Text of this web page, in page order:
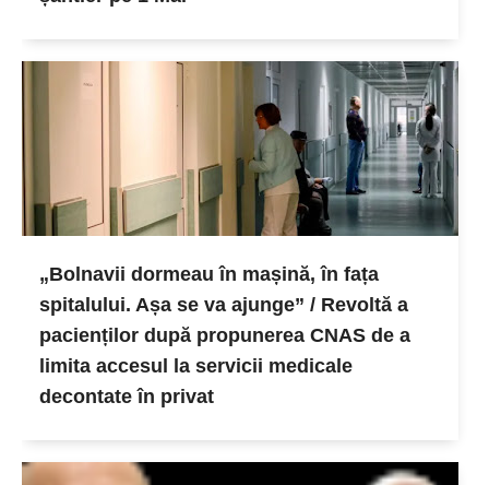
„Bolnavii dormeau în mașină, în fața
spitalului. Așa se va ajunge” / Revoltă a
pacienților după propunerea CNAS de a
limita accesul la servicii medicale
decontate în privat